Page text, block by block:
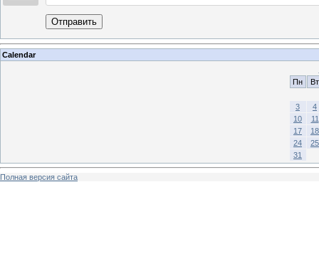
Отправить
Calendar
Пн
Вт
3
4
10
11
17
18
24
25
31
Полная версия сайта